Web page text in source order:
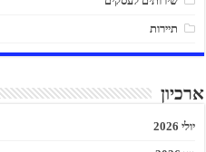
תיירות
ארכיון
יולי 2026